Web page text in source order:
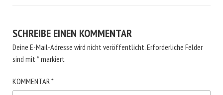
SCHREIBE EINEN KOMMENTAR
Deine E-Mail-Adresse wird nicht veröffentlicht.Erforderliche Felder
sind mit*markiert
KOMMENTAR*